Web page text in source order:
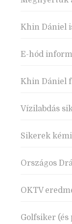
Khin Dániel
E-hód
Khin Dániel
Vízilabdás
Sikerek
Országos
OKTV
Golfsiker